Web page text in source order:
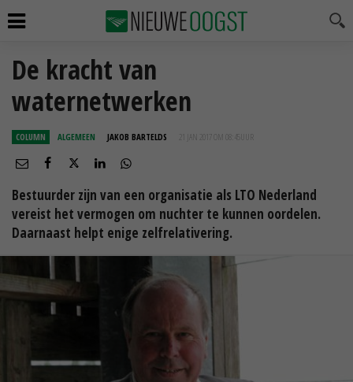
De kracht van
waternetwerken
COLUMN ALGEMEEN JAKOB BARTELDS 21 JAN 2017 OM 08:45
Bestuurder zijn van een organisatie als LTO Nederland
vereist het vermogen om nuchter te kunnen oordelen.
Daarnaast helpt enige zelfrelativering.